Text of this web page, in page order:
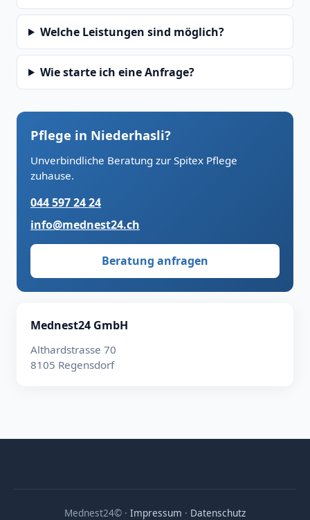
Welche Leistungen sind möglich?
Wie starte ich eine Anfrage?
Pflege in Niederhasli?
Unverbindliche Beratung zur Spitex Pflege
zuhause.
044 597 24 24
info@mednest24.ch
Beratung anfragen
Mednest24 GmbH
Althardstrasse 70
8105 Regensdorf
Mednest24© · Impressum · Datenschutz